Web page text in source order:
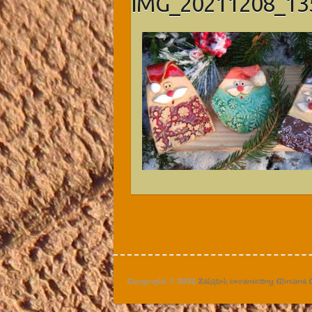
Copyright © 2026 Zakątek ceramiczny Gliniana